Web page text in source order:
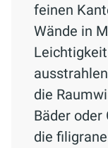
feinen
Wände in
die
Bäder
die